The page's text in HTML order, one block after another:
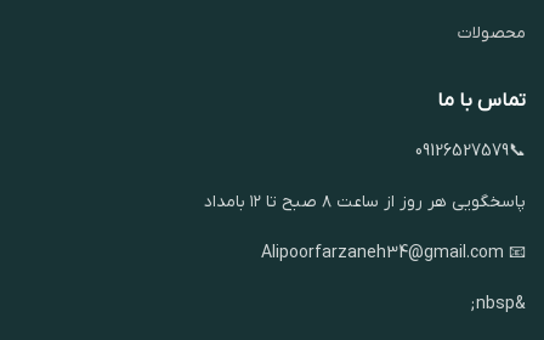
محصولات
تماس با ما
📞09126527579
پاسخگویی هر روز از ساعت ۸ صبح تا ۱۲ بامداد
📧 Alipoorfarzaneh34@gmail.com
&nbsp;